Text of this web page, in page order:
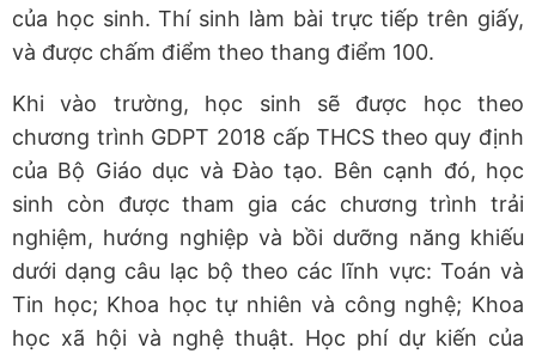
của học sinh. Thí sinh làm bài trực tiếp trên giấy,
và được chấm điểm theo thang điểm 100.
Khi vào trường, học sinh sẽ được học theo
chương trình GDPT 2018 cấp THCS theo quy định
của Bộ Giáo dục và Đào tạo. Bên cạnh đó, học
sinh còn được tham gia các chương trình trải
nghiệm, hướng nghiệp và bồi dưỡng năng khiếu
dưới dạng câu lạc bộ theo các lĩnh vực: Toán và
Tin học; Khoa học tự nhiên và công nghệ; Khoa
học xã hội và nghệ thuật. Học phí dự kiến của